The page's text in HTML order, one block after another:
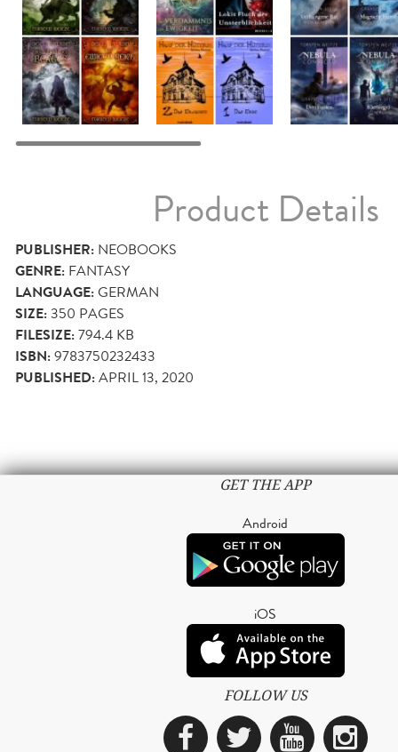
Product Details
PUBLISHER: NEOBOOKS
GENRE: FANTASY
LANGUAGE:GERMAN
SIZE:350 PAGES
FILESIZE:794.4 KB
ISBN:9783750232433
PUBLISHED:APRIL 13, 2020
GET THE APP
Android
iOS
FOLLOW US
Facebook
Twitter